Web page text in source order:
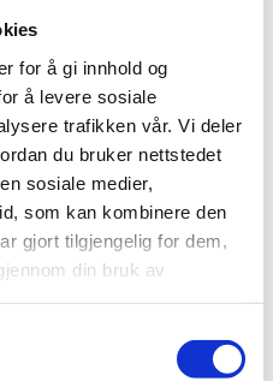
for å gi innhold og
å levere sosiale
trafikken vår. Vi deler
du bruker nettstedet
sosiale medier,
som kan kombinere den
gjort tilgjengelig for dem,
din bruk av
og annen lovlig
etter en vurdering til at det
enn tidligere
grunn til å anta at
stillingen.
grunn av
bevisene i saken
diskrimineringsloven § 37